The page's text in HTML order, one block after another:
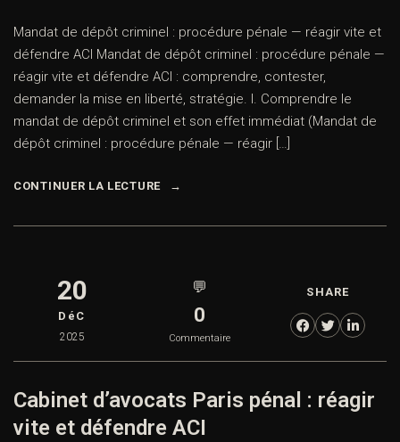
Mandat de dépôt criminel : procédure pénale — réagir vite et
défendre ACI Mandat de dépôt criminel : procédure pénale —
réagir vite et défendre ACI : comprendre, contester,
demander la mise en liberté, stratégie. I. Comprendre le
mandat de dépôt criminel et son effet immédiat (Mandat de
dépôt criminel : procédure pénale — réagir […]
CONTINUER LA LECTURE
20
DéC
2025
💬
0
Commentaire
SHARE
Cabinet d’avocats Paris pénal : réagir
vite et défendre ACI